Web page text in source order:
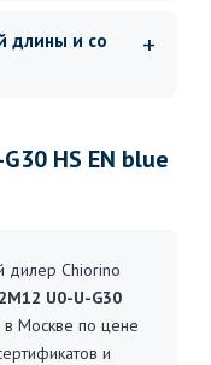
длины и со
HS EN blue
Chiorino
2M12 U0-U-G30
в Москве по цене
и